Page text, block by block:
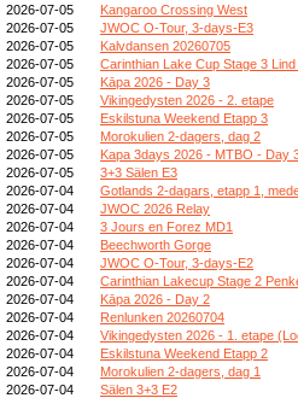
2026-07-05
Kangaroo Crossing West
2026-07-05
JWOC O-Tour, 3-days-E3
2026-07-05
Kalvdansen 20260705
2026-07-05
Carinthian Lake Cup Stage 3 Lind
2026-07-05
Kāpa 2026 - Day 3
2026-07-05
Vikingedysten 2026 - 2. etape
2026-07-05
Eskilstuna Weekend Etapp 3
2026-07-05
Morokulien 2-dagers, dag 2
2026-07-05
Kapa 3days 2026 - MTBO - Day
2026-07-05
3+3 Sälen E3
2026-07-04
Gotlands 2-dagars, etapp 1,
2026-07-04
JWOC 2026 Relay
2026-07-04
3 Jours en Forez MD1
2026-07-04
Beechworth Gorge
2026-07-04
JWOC O-Tour, 3-days-E2
2026-07-04
Carinthian Lakecup Stage 2
2026-07-04
Kāpa 2026 - Day 2
2026-07-04
Renlunken 20260704
2026-07-04
Vikingedysten 2026 - 1. etape
2026-07-04
Eskilstuna Weekend Etapp 2
2026-07-04
Morokulien 2-dagers, dag 1
2026-07-04
Sälen 3+3 E2